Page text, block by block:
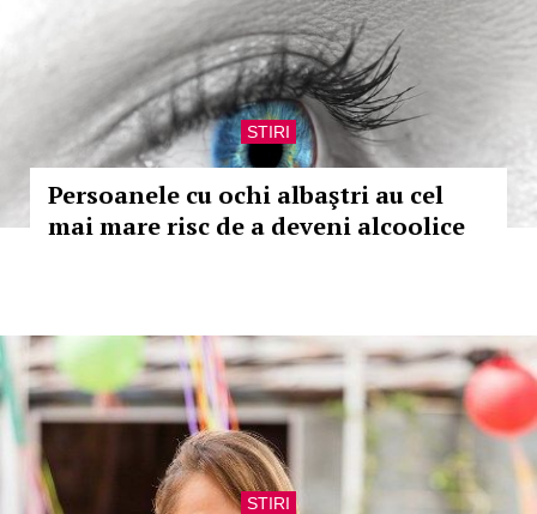
STIRI
Persoanele cu ochi albaştri au cel
mai mare risc de a deveni alcoolice
STIRI